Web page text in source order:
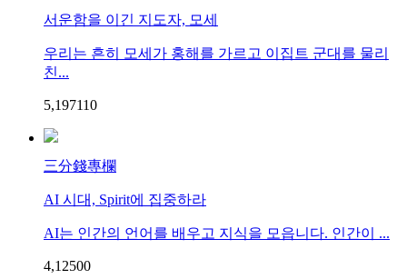
서운함을 이긴 지도자, 모세
우리는 흔히 모세가 홍해를 가르고 이집트 군대를 물리
친...
5,197110
三分錢專欄
AI 시대, Spirit에 집중하라
AI는 인간의 언어를 배우고 지식을 모읍니다. 인간이 ...
4,12500